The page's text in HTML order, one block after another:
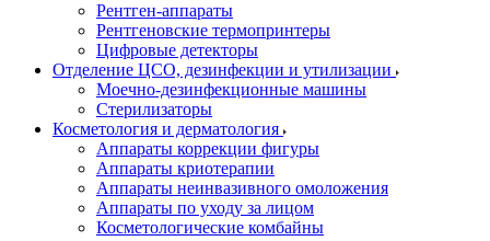
Рентген-аппараты
Рентгеновские термопринтеры
Цифровые детекторы
Отделение ЦСО, дезинфекции и утилизации
Моечно-дезинфекционные машины
Стерилизаторы
Косметология и дерматология
Аппараты коррекции фигуры
Аппараты криотерапии
Аппараты неинвазивного омоложения
Аппараты по уходу за лицом
Косметологические комбайны